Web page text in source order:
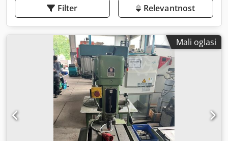
Filter Relevantnost
Mali oglasi